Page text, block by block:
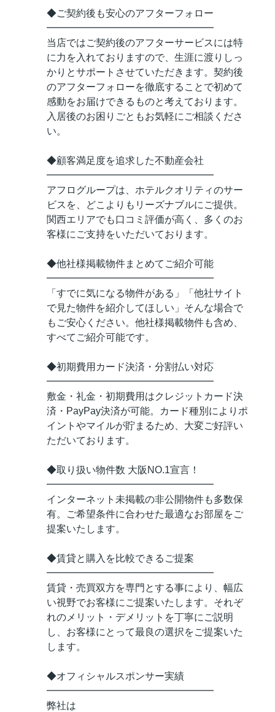
◆ご契約後も安心のアフターフォロー
━━━━━━━━━━━━━━━━━
当店ではご契約後のアフターサービスには特
に力を入れておりますので、生涯に渡りしっ
かりとサポートさせていただきます。契約後
のアフターフォローを徹底することで初めて
感動をお届けできるものと考えております。
入居後のお困りごともお気軽にご相談くださ
い。
◆顧客満足度を追求した不動産会社
━━━━━━━━━━━━━━━━━
アフログループは、ホテルクオリティのサー
ビスを、どこよりもリーズナブルにご提供。
関西エリアでも口コミ評価が高く、多くのお
客様にご支持をいただいております。
◆他社様掲載物件まとめてご紹介可能
━━━━━━━━━━━━━━━━━
「すでに気になる物件がある」「他社サイト
で見た物件を紹介してほしい」そんな場合で
もご安心ください。他社様掲載物件も含め、
すべてご紹介可能です。
◆初期費用カード決済・分割払い対応
━━━━━━━━━━━━━━━━━
敷金・礼金・初期費用はクレジットカード決
済・PayPay決済が可能。カード種別によりポ
イントやマイルが貯まるため、大変ご好評い
ただいております。
◆取り扱い物件数 大阪NO.1宣言！
━━━━━━━━━━━━━━━━━
インターネット未掲載の非公開物件も多数保
有。ご希望条件に合わせた最適なお部屋をご
提案いたします。
◆賃貸と購入を比較できるご提案
━━━━━━━━━━━━━━━━━
賃貸・売買双方を専門とする事により、幅広
い視野でお客様にご提案いたします。それぞ
れのメリット・デメリットを丁寧にご説明
し、お客様にとって最良の選択をご提案いた
します。
◆オフィシャルスポンサー実績
━━━━━━━━━━━━━━━━━
弊社は